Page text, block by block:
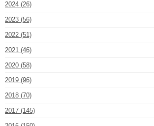
2024 (26)
2023 (56)
2022 (51)
2021 (46)
2020 (58)
2019 (96)
2018 (70)
2017 (145)